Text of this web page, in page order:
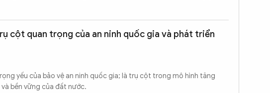
cột quan trọng của an ninh quốc gia và phát triển
yếu của bảo vệ an ninh quốc gia; là trụ cột trong mô hình tăng
bền vững của đất nước.